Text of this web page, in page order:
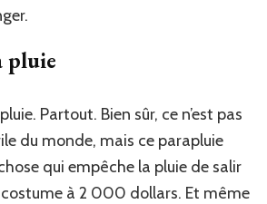
pluie
Partout. Bien sûr, ce n’est pas
du monde, mais ce parapluie
qui empêche la pluie de salir
à 2 000 dollars. Et même